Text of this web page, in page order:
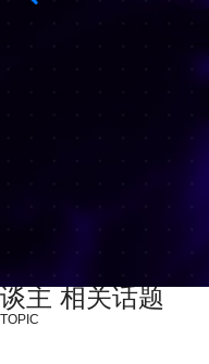
谈主 相关话题
TOPIC